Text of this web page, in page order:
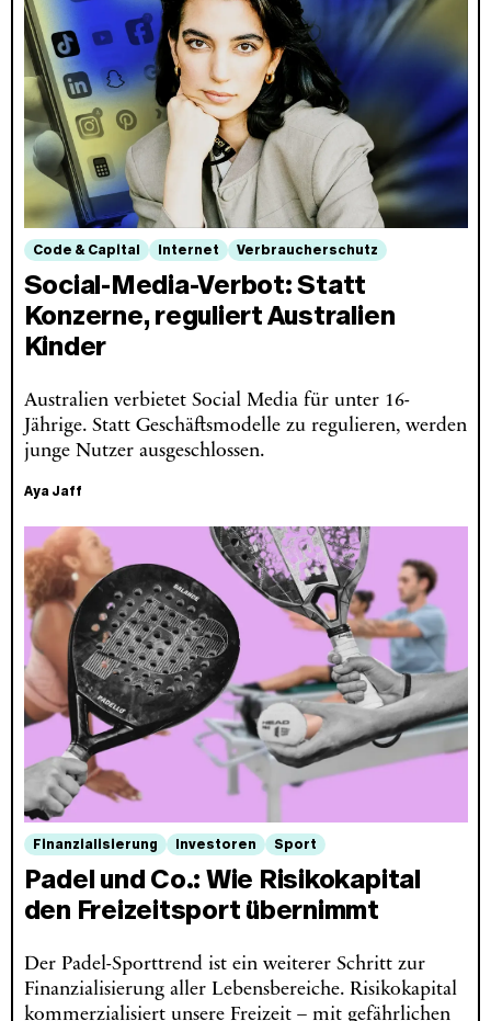
Code & Capital Internet Verbraucherschutz
Social-Media-Verbot: Statt
Konzerne, reguliert Australien
Kinder
Australien verbietet Social Media für unter 16-
Jährige. Statt Geschäftsmodelle zu regulieren, werden
junge Nutzer ausgeschlossen.
Aya Jaff
Finanzialisierung Investoren Sport
Padel und Co.: Wie Risikokapital
den Freizeitsport übernimmt
Der Padel-Sporttrend ist ein weiterer Schritt zur
Finanzialisierung aller Lebensbereiche. Risikokapital
kommerzialisiert unsere Freizeit – mit gefährlichen